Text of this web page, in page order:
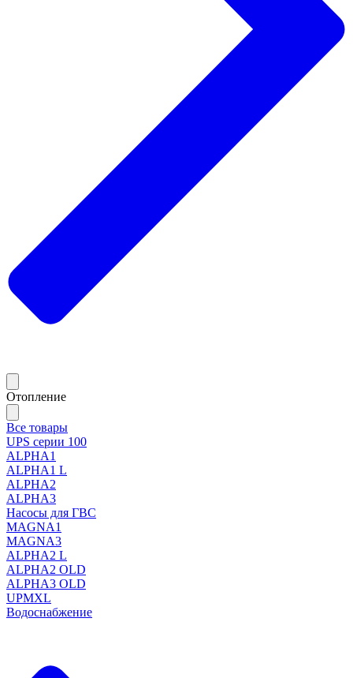
Отопление
Все товары
UPS серии 100
ALPHA1
ALPHA1 L
ALPHA2
ALPHA3
Насосы для ГВС
MAGNA1
MAGNA3
ALPHA2 L
ALPHA2 OLD
ALPHA3 OLD
UPMXL
Водоснабжение